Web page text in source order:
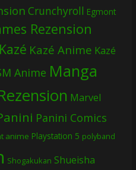
Crunchyroll Egmont
Rezension
Kazé Kazé Anime Kazé
Anime Manga
Marvel
Panini Comics
anime Playstation 5 polyband
Shogakukan Shueisha